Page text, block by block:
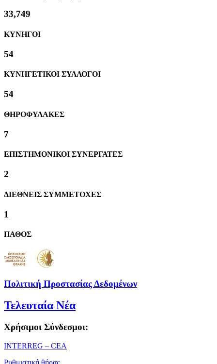
36,418
ΚΥΝΗΓΟΙ
58
ΚΥΝΗΓΕΤΙΚΟΙ ΣΥΛΛΟΓΟΙ
58
ΘΗΡΟΦΥΛΑΚΕΣ
8
ΕΠΙΣΤΗΜΟΝΙΚΟΙ ΣΥΝΕΡΓΑΤΕΣ
2
ΔΙΕΘΝΕΙΣ ΣΥΜΜΕΤΟΧΕΣ
1
ΠΑΘΟΣ
Πολιτική Προστασίας Δεδομένων
Τελευταία Νέα
Χρήσιμοι Σύνδεσμοι:
ΙΝΤΕRREG – CEA
Ρυθμιστική θήρας